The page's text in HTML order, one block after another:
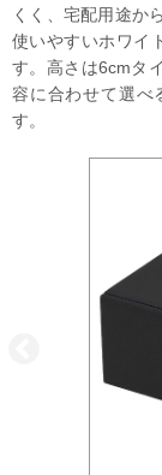
くく、宅配用途か
使いやすいホワイ
す。 高さは6cmタ
容に合わせて選べ
す。